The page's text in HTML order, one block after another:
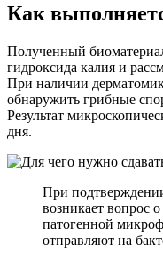
Как
Полученный
гидроксида калия и
При наличии
обнаружить грибные
Результат
дня.
При
возникает вопрос
патогенной
отправляют на